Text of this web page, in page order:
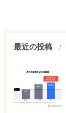
最近の投稿